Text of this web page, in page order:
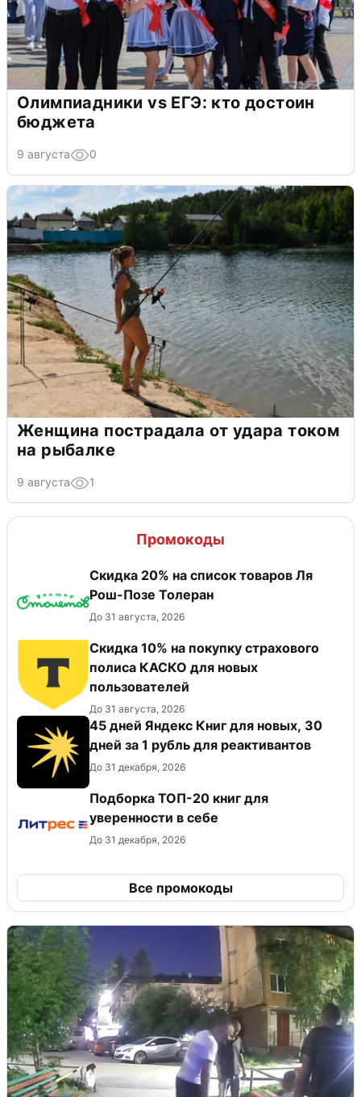
Олимпиадники vs ЕГЭ: кто достоин
бюджета
9 августа 0
Женщина пострадала от удара током
на рыбалке
9 августа 1
Промокоды
Скидка 20% на список товаров Ля
Рош-Позе Толеран
До 31 августа, 2026
Скидка 10% на покупку страхового
полиса КАСКО для новых
пользователей
До 31 августа, 2026
45 дней Яндекс Книг для новых, 30
дней за 1 рубль для реактивантов
До 31 декабря, 2026
Подборка ТОП-20 книг для
уверенности в себе
До 31 декабря, 2026
Все промокоды